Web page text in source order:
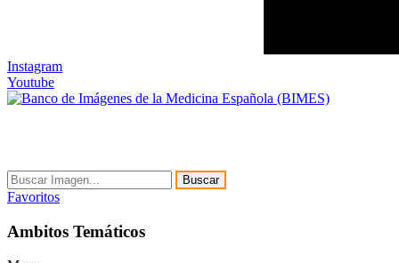
Instagram
Youtube
Buscar
Favoritos
Ambitos Temáticos